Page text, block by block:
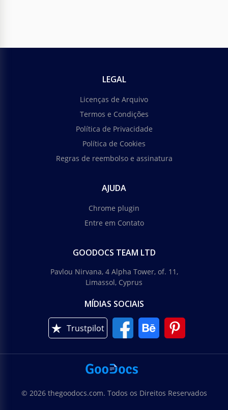
LEGAL
Licenças de Arquivo
Termos e Condições
Política de Privacidade
Política de Cookies
Regras de reembolso e assinatura
AJUDA
Chrome plugin
Entre em Contato
GOODOCS TEAM LTD
Pavlou Nirvana, 4 Alpha Tower, of. 11,
Limassol, Cyprus
MÍDIAS SOCIAIS
Trustpilot
© 2026 thegoodocs.com. Todos os Direitos Reservados